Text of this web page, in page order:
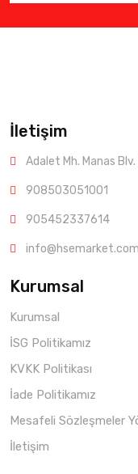
İletişim
Adalet Mh. Manas
908503051001
905452337614
info@hsemarket.com
Kurumsal
Kurumsal
İSG Politikamız
KVKK Politikası
İade Politikamız
Mesafeli Sözleşmeler
İletişim